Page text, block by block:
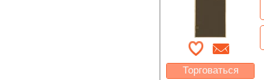
Торговаться